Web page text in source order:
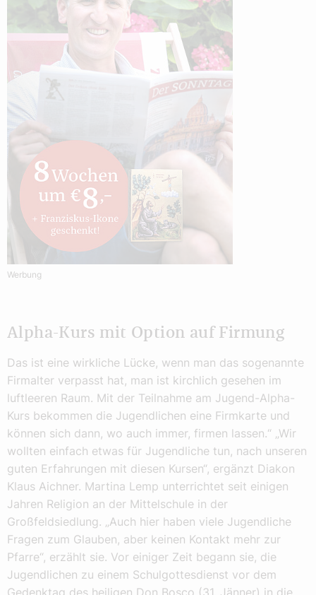
Werbung
Alpha-Kurs mit Option auf Firmung
Das ist eine wirkliche Lücke, wenn man das sogenannte
Firmalter verpasst hat, man ist kirchlich gesehen im
luftleeren Raum. Mit der Teilnahme am Jugend-Alpha-
Kurs bekommen die Jugendlichen eine Firmkarte und
können sich dann, wo auch immer, firmen lassen.“ „Wir
wollten einfach etwas für Jugendliche tun, nach unseren
guten Erfahrungen mit diesen Kursen“, ergänzt Diakon
Klaus Aichner. Martina Lemp unterrichtet seit einigen
Jahren Religion an der Mittelschule in der
Großfeldsiedlung. „Auch hier haben viele Jugendliche
Fragen zum Glauben, aber keinen Kontakt mehr zur
Pfarre“, erzählt sie. Vor einiger Zeit begann sie, die
Jugendlichen zu einem Schulgottesdienst vor dem
Gedenktag des heiligen Don Bosco (31. Jänner) in die